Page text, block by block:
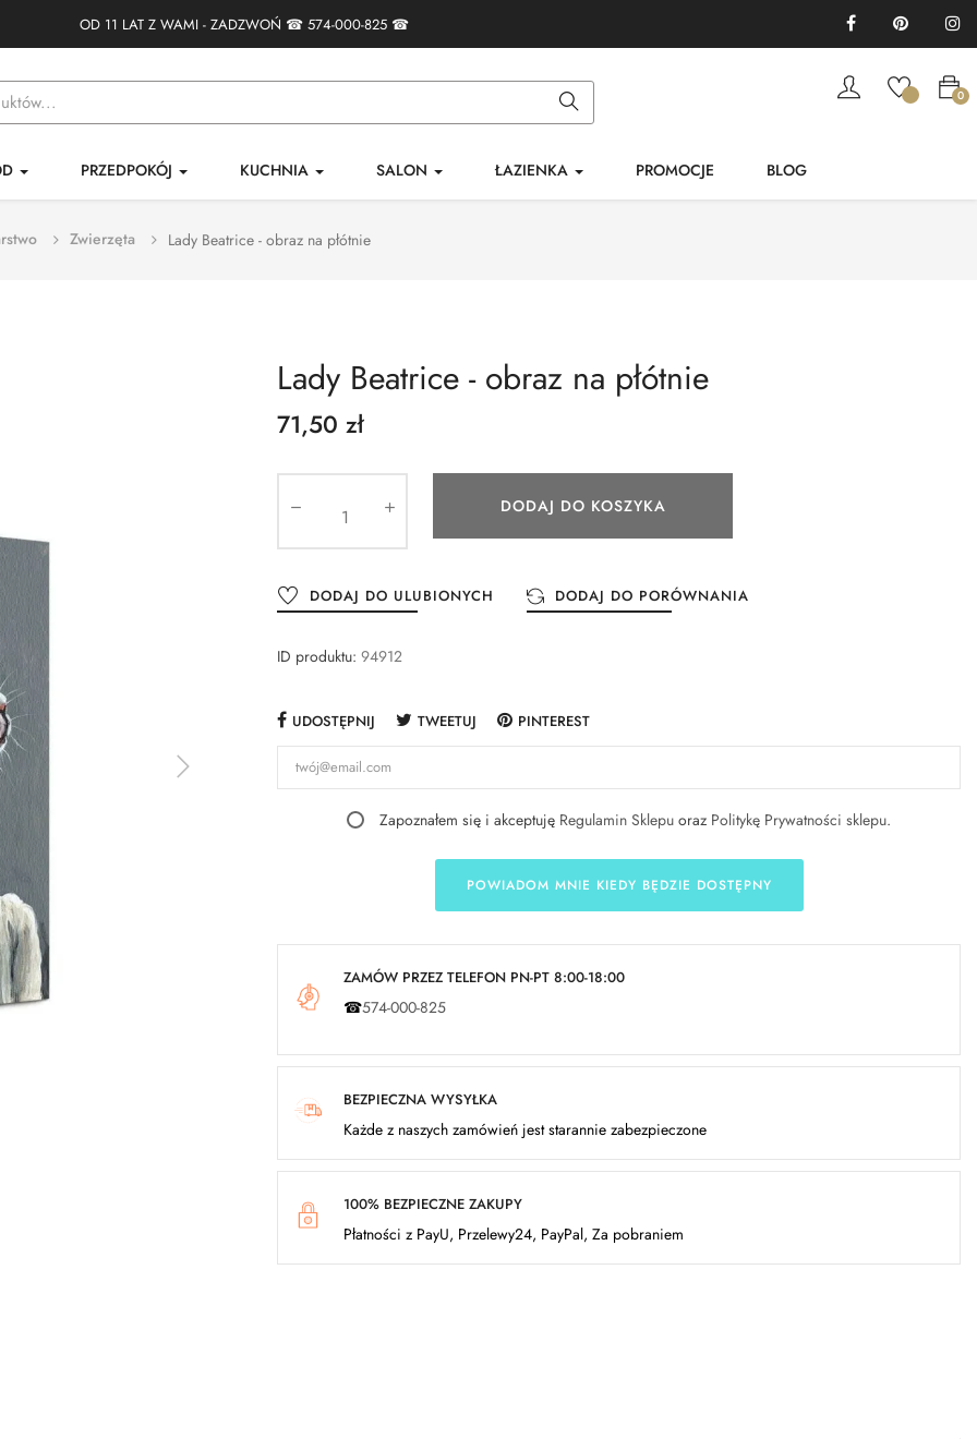
OD 11 LAT Z WAMI - ZADZWOŃ ☎ 574-000-825 ☎ FacebookPinterest
0
PRZEDPOKÓJ KUCHNIA SALON ŁAZIENKA PROMOCJE BLOG
Zwierzęta Lady Beatrice - obraz na płótnie
Lady Beatrice - obraz na płótnie
71,50 zł
DODAJ DO KOSZYKA
DODAJ DO ULUBIONYCH DODAJ DO PORÓWNANIA
ID produktu: 94912
UDOSTĘPNIJ TWEETUJ PINTEREST
Zapoznałem się i akceptuję Regulamin Sklepu oraz Politykę Prywatności sklepu.
POWIADOM MNIE KIEDY BĘDZIE DOSTĘPNY
ZAMÓW PRZEZ TELEFON PN-PT 8:00-18:00
☎574-000-825
BEZPIECZNA WYSYŁKA
Każde z naszych zamówień jest starannie zabezpieczone
100% BEZPIECZNE ZAKUPY
Płatności z PayU, Przelewy24, PayPal, Za pobraniem